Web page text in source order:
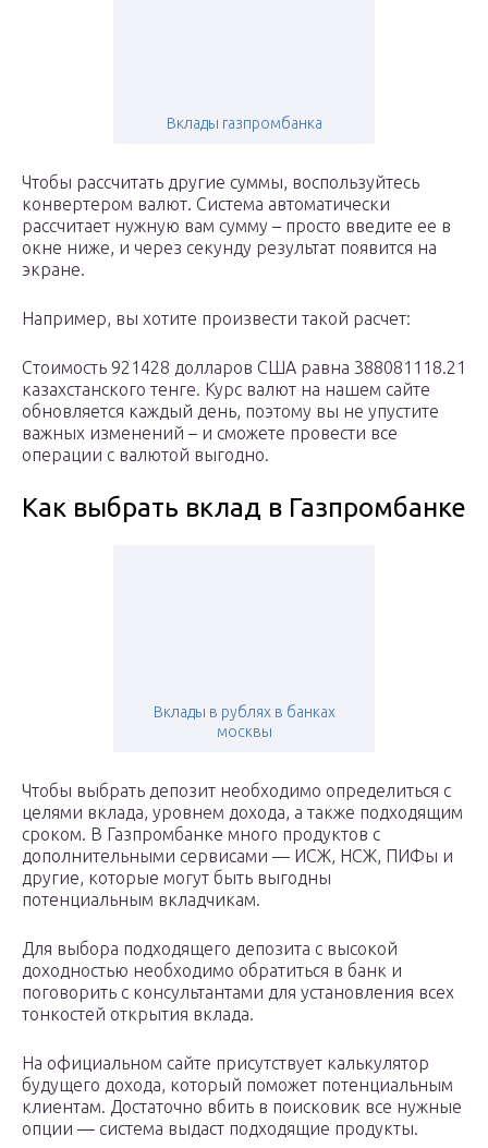
Вклады газпромбанка
Чтобы рассчитать другие суммы, воспользуйтесь
конвертером валют. Система автоматически
рассчитает нужную вам сумму – просто введите ее в
окне ниже, и через секунду результат появится на
экране.
Например, вы хотите произвести такой расчет:
Стоимость 921428 долларов США равна 388081118.21
казахстанского тенге. Курс валют на нашем сайте
обновляется каждый день, поэтому вы не упустите
важных изменений – и сможете провести все
операции с валютой выгодно.
Как выбрать вклад в Газпромбанке
Вклады в рублях в банках
москвы
Чтобы выбрать депозит необходимо определиться с
целями вклада, уровнем дохода, а также подходящим
сроком. В Газпромбанке много продуктов с
дополнительными сервисами — ИСЖ, НСЖ, ПИФы и
другие, которые могут быть выгодны
потенциальным вкладчикам.
Для выбора подходящего депозита с высокой
доходностью необходимо обратиться в банк и
поговорить с консультантами для установления всех
тонкостей открытия вклада.
На официальном сайте присутствует калькулятор
будущего дохода, который поможет потенциальным
клиентам. Достаточно вбить в поисковик все нужные
опции — система выдаст подходящие продукты.